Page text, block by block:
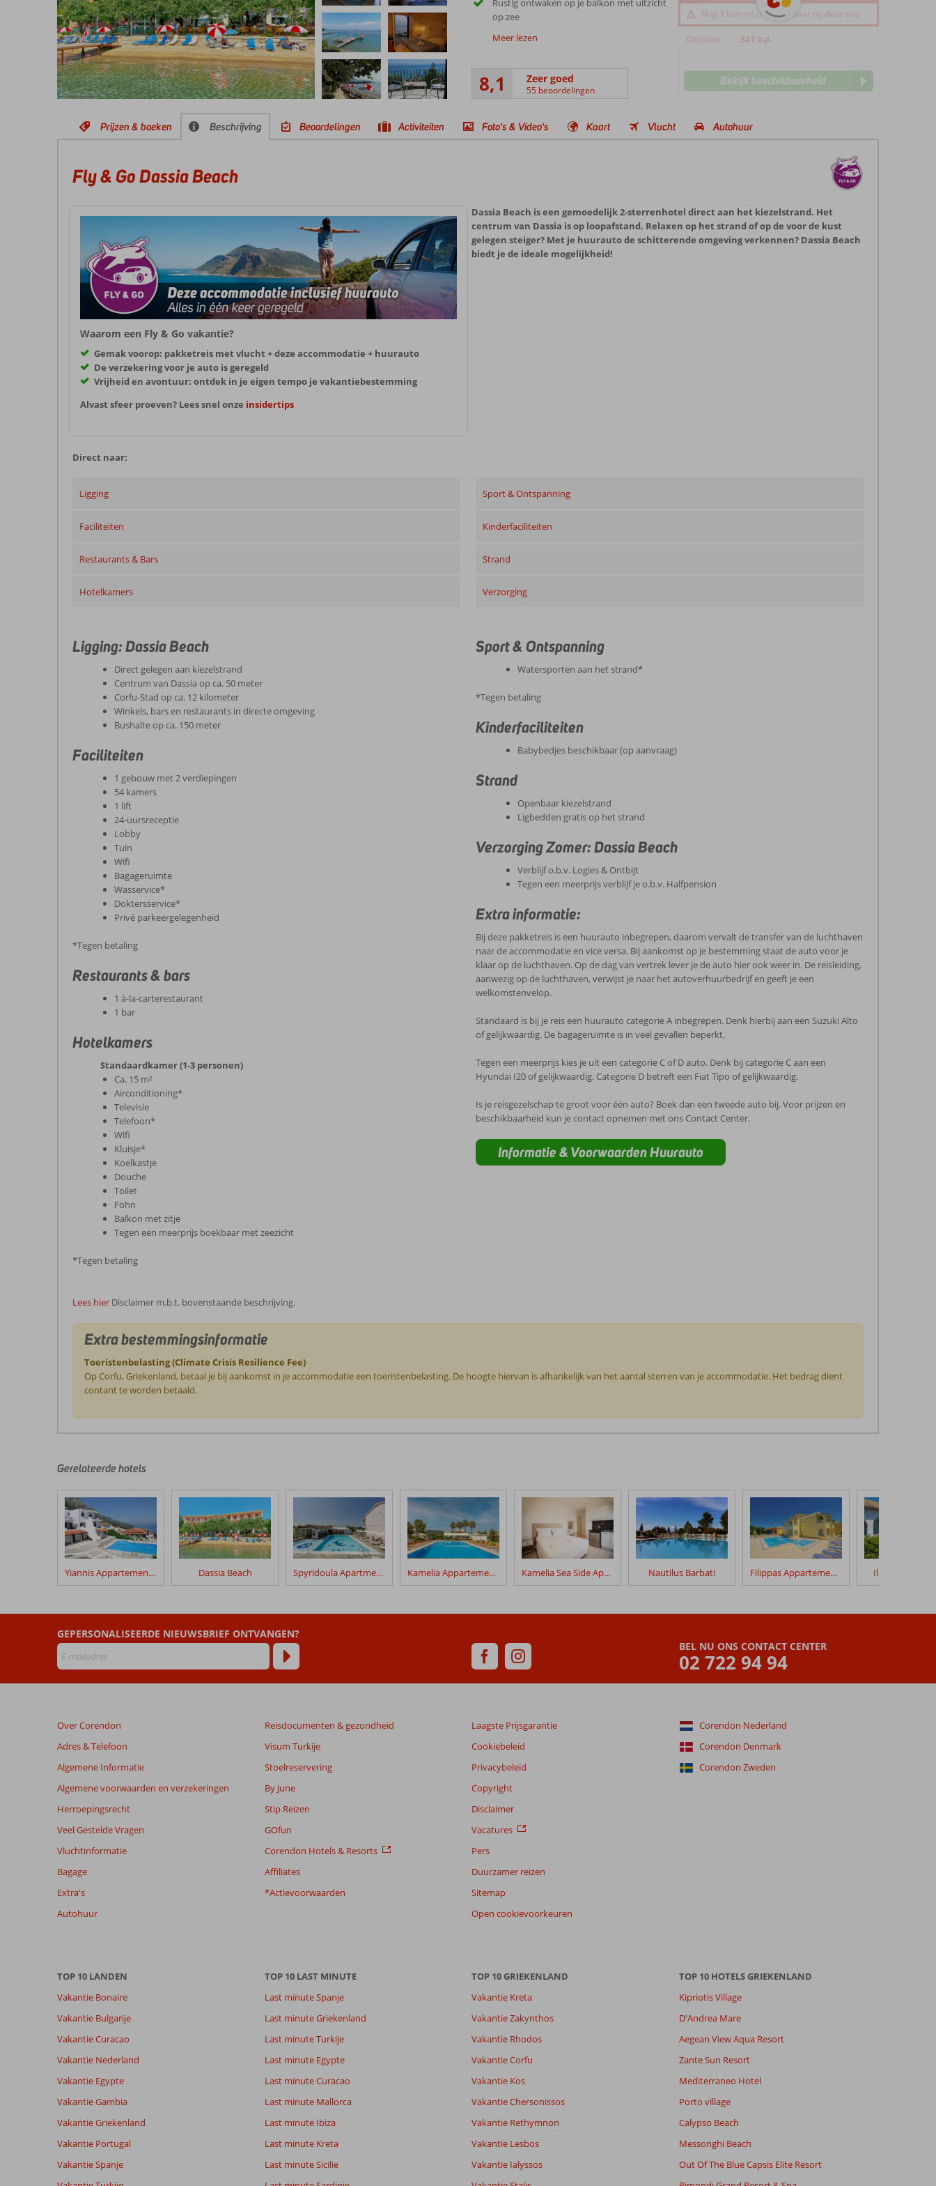
Rustig ontwaken op je balkon met uitzicht
op zee
Meer lezen
8,1 Zeer goed
55 beoordelingen
Nog 3 kamer(s) beschikbaar op deze site
Oktober 541 p.p.
Bekijk beschikbaarheid
Prijzen & boeken Beschrijving Beoordelingen Activiteiten Foto's & Video's Kaart Vlucht Autohuur
Fly & Go Dassia Beach
Waarom een Fly & Go vakantie?
Gemak voorop: pakketreis met vlucht + deze accommodatie + huurauto
De verzekering voor je auto is geregeld
Vrijheid en avontuur: ontdek in je eigen tempo je vakantiebestemming
Alvast sfeer proeven? Lees snel onze insidertips
Dassia Beach is een gemoedelijk 2-sterrenhotel direct aan het kiezelstrand. Het
centrum van Dassia is op loopafstand. Relaxen op het strand of op de voor de kust
gelegen steiger? Met je huurauto de schitterende omgeving verkennen? Dassia Beach
biedt je de ideale mogelijkheid!
Direct naar:
Ligging
Faciliteiten
Restaurants & Bars
Hotelkamers
Sport & Ontspanning
Kinderfaciliteiten
Strand
Verzorging
Ligging: Dassia Beach
Direct gelegen aan kiezelstrand
Centrum van Dassia op ca. 50 meter
Corfu-Stad op ca. 12 kilometer
Winkels, bars en restaurants in directe omgeving
Bushalte op ca. 150 meter
Faciliteiten
1 gebouw met 2 verdiepingen
54 kamers
1 lift
24-uursreceptie
Lobby
Tuin
Wifi
Bagageruimte
Wasservice*
Doktersservice*
Privé parkeergelegenheid
*Tegen betaling
Restaurants & bars
1 à-la-carterestaurant
1 bar
Hotelkamers
Standaardkamer (1-3 personen)
Ca. 15 m²
Airconditioning*
Televisie
Telefoon*
Wifi
Kluisje*
Koelkastje
Douche
Toilet
Föhn
Balkon met zitje
Tegen een meerprijs boekbaar met zeezicht
*Tegen betaling
Sport & Ontspanning
Watersporten aan het strand*
*Tegen betaling
Kinderfaciliteiten
Babybedjes beschikbaar (op aanvraag)
Strand
Openbaar kiezelstrand
Ligbedden gratis op het strand
Verzorging Zomer: Dassia Beach
Verblijf o.b.v. Logies & Ontbijt
Tegen een meerprijs verblijf je o.b.v. Halfpension
Extra informatie:
Bij deze pakketreis is een huurauto inbegrepen, daarom vervalt de transfer van de luchthaven
naar de accommodatie en vice versa. Bij aankomst op je bestemming staat de auto voor je
klaar op de luchthaven. Op de dag van vertrek lever je de auto hier ook weer in. De reisleiding,
aanwezig op de luchthaven, verwijst je naar het autoverhuurbedrijf en geeft je een
welkomstenvelop.
Standaard is bij je reis een huurauto categorie A inbegrepen. Denk hierbij aan een Suzuki Alto
of gelijkwaardig. De bagageruimte is in veel gevallen beperkt.
Tegen een meerprijs kies je uit een categorie C of D auto. Denk bij categorie C aan een
Hyundai I20 of gelijkwaardig. Categorie D betreft een Fiat Tipo of gelijkwaardig.
Is je reisgezelschap te groot voor één auto? Boek dan een tweede auto bij. Voor prijzen en
beschikbaarheid kun je contact opnemen met ons Contact Center.
Informatie & Voorwaarden Huurauto
Lees hier Disclaimer m.b.t. bovenstaande beschrijving.
Extra bestemmingsinformatie
Toeristenbelasting (Climate Crisis Resilience Fee)
Op Corfu, Griekenland, betaal je bij aankomst in je accommodatie een toeristenbelasting. De hoogte hiervan is afhankelijk van het aantal sterren van je accommodatie. Het bedrag dient
contant te worden betaald.
door
klanten
geschreven
na
hun
verblijf
Fly
Beach
Beoordelingen
die
dan
48
maanden
worden
meer
weergegeven
om
de
relevantie
over
onze
beoordelingen.
Totale score
Gebaseerd op:
558,1
Zeer goed
Eten
7,6
Kindvriendelijk 6,0
Wifi kwaliteit
7,9
Ervaringen
van onze
klanten
Taal
Filter reisgezelschap
Alle
Sorteren op
datum (nieuw > oud)
Gerelateerde hotels
Yiannis Appartementen Dassia Beach Spyridoula Apartments Kamelia Appartementen Kamelia Sea Side Apartments Nautilus Barbati Filippas Appartementen Iliada Beach
BEL NU ONS CONTACT CENTER
02 722 94 94
GEPERSONALISEERDE NIEUWSBRIEF ONTVANGEN?
Over Corendon
Adres & Telefoon
Algemene Informatie
Algemene voorwaarden en verzekeringen
Herroepingsrecht
Veel Gestelde Vragen
Vluchtinformatie
Bagage
Extra's
Autohuur
Reisdocumenten & gezondheid
Visum Turkije
Stoelreservering
By June
Stip Reizen
GOfun
Corendon Hotels & Resorts
Affiliates
*Actievoorwaarden
Laagste Prijsgarantie
Cookiebeleid
Privacybeleid
Copyright
Disclaimer
Vacatures
Pers
Duurzamer reizen
Sitemap
Open cookievoorkeuren
Corendon Nederland
Corendon Denmark
Corendon Zweden
TOP 10 LANDEN
Vakantie Bonaire
Vakantie Bulgarije
Vakantie Curacao
Vakantie Nederland
Vakantie Egypte
Vakantie Gambia
Vakantie Griekenland
Vakantie Portugal
Vakantie Spanje
TOP 10 LAST MINUTE
Last minute Spanje
Last minute Griekenland
Last minute Turkije
Last minute Egypte
Last minute Curacao
Last minute Mallorca
Last minute Ibiza
Last minute Kreta
Last minute Sicilie
TOP 10 GRIEKENLAND
Vakantie Kreta
Vakantie Zakynthos
Vakantie Rhodos
Vakantie Corfu
Vakantie Kos
Vakantie Chersonissos
Vakantie Rethymnon
Vakantie Lesbos
Vakantie Ialyssos
TOP 10 HOTELS GRIEKENLAND
Kipriotis Village
D'Andrea Mare
Aegean View Aqua Resort
Zante Sun Resort
Mediterraneo Hotel
Porto village
Calypso Beach
Messonghi Beach
Out Of The Blue Capsis Elite Resort